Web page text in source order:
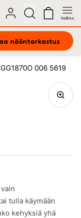
Valikko
näöntarkastus
006 5619
tulla käymään
kehyksiä yhä